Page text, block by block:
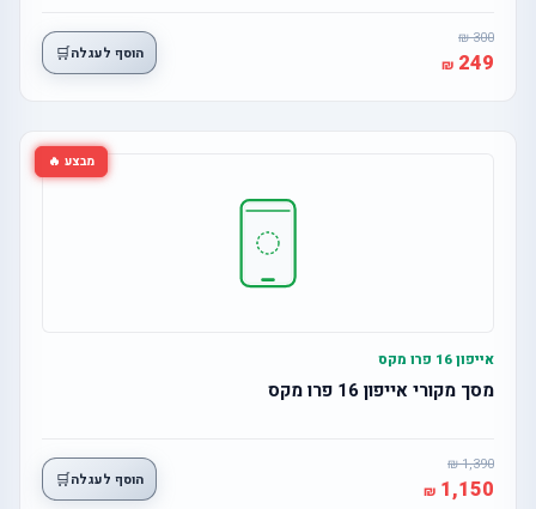
300
249 הוסף לעגלה🛒
מבצע 🔥
אייפון 16 פרו מקס
מסך מקורי אייפון 16 פרו מקס
1,390
1,150 הוסף לעגלה🛒